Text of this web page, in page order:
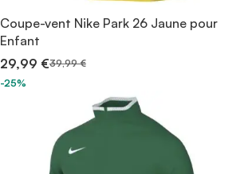
Coupe-vent Nike Park 26 Jaune pour
Enfant
29,99 €39,99 €
-25%